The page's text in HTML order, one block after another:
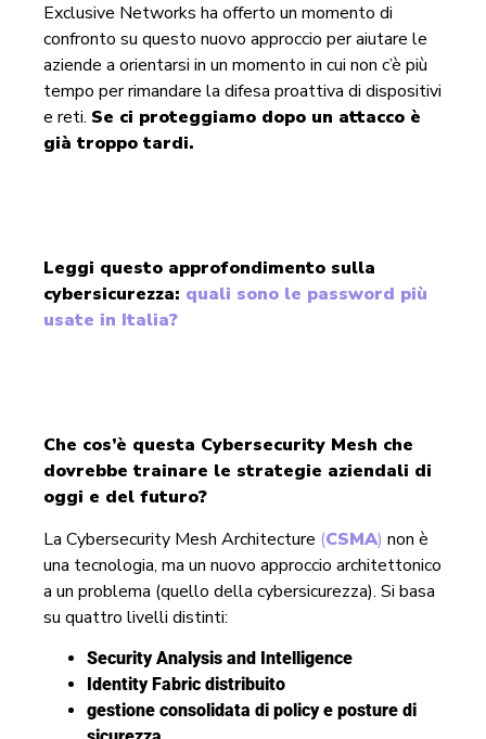
Exclusive Networks ha offerto un momento di
confronto su questo nuovo approccio per aiutare le
aziende a orientarsi in un momento in cui non c’è più
tempo per rimandare la difesa proattiva di dispositivi
e reti. Se ci proteggiamo dopo un attacco è
già troppo tardi.
Leggi questo approfondimento sulla
cybersicurezza: quali sono le password più
usate in Italia?
Che cos’è questa Cybersecurity Mesh che
dovrebbe trainare le strategie aziendali di
oggi e del futuro?
La Cybersecurity Mesh Architecture (CSMA) non è
una tecnologia, ma un nuovo approccio architettonico
a un problema (quello della cybersicurezza). Si basa
su quattro livelli distinti:
Security Analysis and Intelligence
Identity Fabric distribuito
gestione consolidata di policy e posture di